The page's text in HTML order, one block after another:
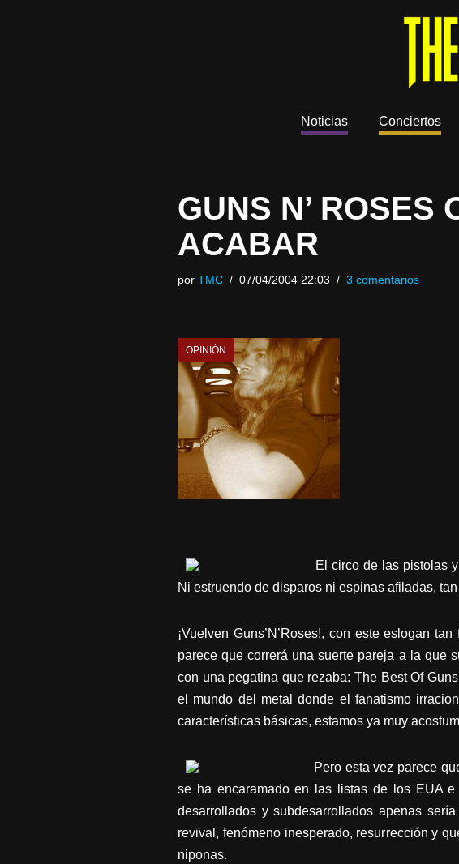
Noticias Conciertos
GUNS N’ ROSES
ACABAR
por TMC 07/04/2004 22:03 3 comentarios
OPINIÓN
El circo de las pistolas
Ni estruendo de disparos ni espinas afiladas,
¡Vuelven Guns’N’Roses!, con este eslogan
parece que correrá una suerte pareja a la que
con una pegatina que rezaba: The Best Of
el mundo del metal donde el fanatismo
características básicas, estamos ya muy
Pero esta vez parece
se ha encaramado en las listas de los EUA
desarrollados y subdesarrollados apenas
revival, fenómeno inesperado, resurrección y
niponas.